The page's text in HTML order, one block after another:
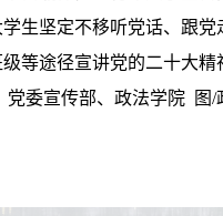
生坚定不移听党话、跟
等途径宣讲党的二十大
委宣传部、政法学院 图/